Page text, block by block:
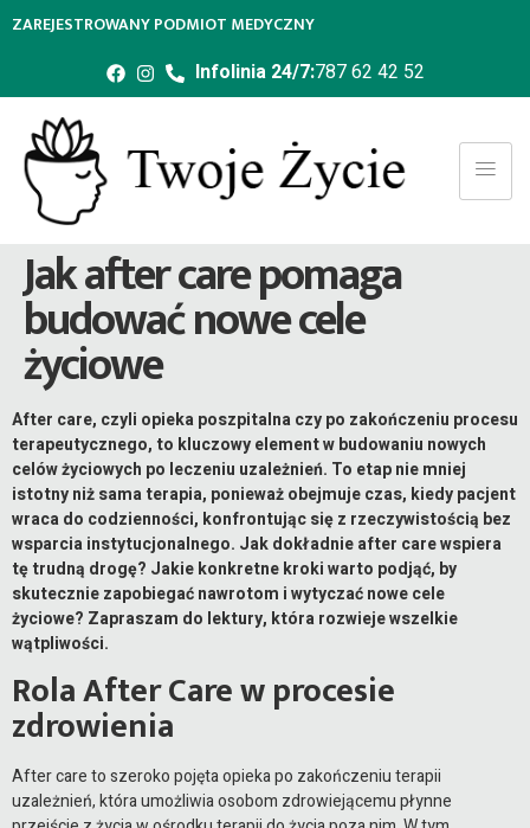
ZAREJESTROWANY PODMIOT MEDYCZNY
Infolinia 24/7:787 62 42 52
Jak after care pomaga
budować nowe cele
życiowe
After care, czyli opieka poszpitalna czy po zakończeniu procesu
terapeutycznego, to kluczowy element w budowaniu nowych
celów życiowych po leczeniu uzależnień. To etap nie mniej
istotny niż sama terapia, ponieważ obejmuje czas, kiedy pacjent
wraca do codzienności, konfrontując się z rzeczywistością bez
wsparcia instytucjonalnego. Jak dokładnie after care wspiera
tę trudną drogę? Jakie konkretne kroki warto podjąć, by
skutecznie zapobiegać nawrotom i wytyczać nowe cele
życiowe? Zapraszam do lektury, która rozwieje wszelkie
wątpliwości.
Rola After Care w procesie
zdrowienia
After care to szeroko pojęta opieka po zakończeniu terapii
uzależnień, która umożliwia osobom zdrowiejącemu płynne